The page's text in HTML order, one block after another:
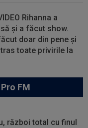
Rihanna a
și a făcut show.
doar din pene și
toate privirile la
FM
război total cu finul